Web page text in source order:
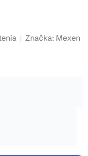
Značka: Mexen